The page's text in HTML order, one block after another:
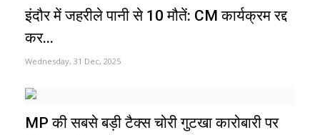
इंदौर में जहरीले पानी से 10 मौतें: CM कार्यक्रम रद्द
कर...
Wednesday, 31 Dec, 2025
MP की सबसे बड़ी टैक्स चोरी गुटखा कारोबारी पर